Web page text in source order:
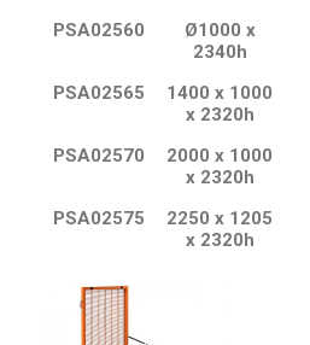
PSA02560
Ø1000 x
2340h
PSA02565
1400 x 1000
x 2320h
PSA02570
2000 x 1000
x 2320h
PSA02575
2250 x 1205
x 2320h